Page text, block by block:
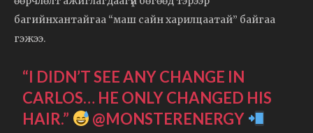
багийнхантайгаа “маш сайн харилцаатай” байгаа
гэжээ.
“I DIDN’T SEE ANY CHANGE IN
CARLOS… HE ONLY CHANGED HIS
HAIR.”
@MONSTERENERGY